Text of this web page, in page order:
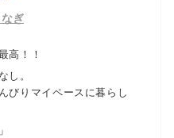
ぎ
高！！
し。
びりマイペースに暮らし